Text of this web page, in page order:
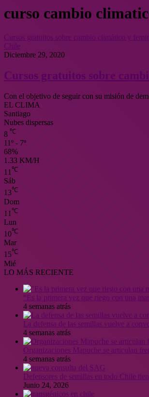
curso cambio
Cursos gratuitos sobre cambio climático y
Chile
Diciembre 29, 2020
Cursos gratuitos sobre
Con el objetivo de seguir con su misión de
EL CLIMA
Santiago
Nubes dispersas
8 ℃
11º - 7º
68%
1.33 KM/H
11 ℃
Sáb
13℃
Dom
11 ℃
Lun
10℃
Mar
15℃
Mié
LO MÁS RECIENTE
“Es la primera vez que riego con una
4 semanas atrás
La defensa de las semillas vuelve a
4 semanas atrás
Organizaciones Mapuche se articulan
4 semanas atrás
Defensores de semillas en todo Chile
Junio 24, 2026